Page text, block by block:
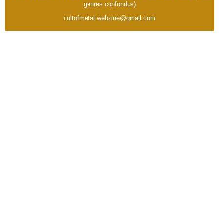
genres confondus)
cultofmetal.webzine@gmail.com